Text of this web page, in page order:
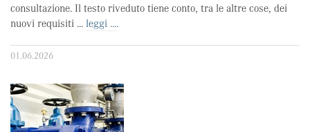
consultazione. Il testo riveduto tiene conto, tra le altre cose, dei
nuovi requisiti ... leggi ....
01.06.2026